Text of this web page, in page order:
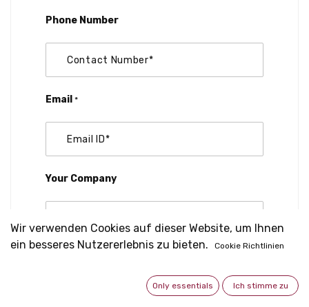
Phone Number
Email *
Your Company
Wir verwenden Cookies auf dieser Website, um Ihnen
ein besseres Nutzererlebnis zu bieten.
Cookie Richtlinien
Only essentials Ich stimme zu